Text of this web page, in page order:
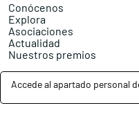
Conócenos
Explora
Asociaciones
Actualidad
Nuestros premios
Accede al apartado personal